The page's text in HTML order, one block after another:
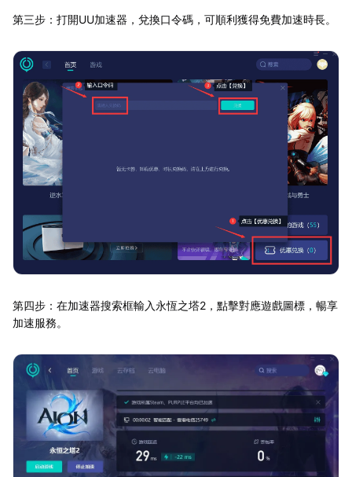
第三步：打開UU加速器，兌換口令碼，可順利獲得免費加速時長。
第四步：在加速器搜索框輸入永恆之塔2，點擊對應遊戲圖標，暢享
加速服務。